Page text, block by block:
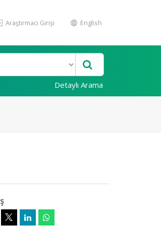
Araştırmacı Girişi English
Detaylı Arama